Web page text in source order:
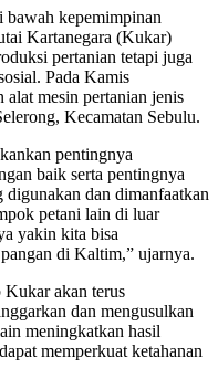
bawah kepemimpinan
Kartanegara (Kukar)
pertanian tetapi juga
Pada Kamis
mesin pertanian jenis
Kecamatan Sebulu.
pentingnya
baik serta pentingnya
dan dimanfaatkan
petani lain di luar
yakin kita bisa
di Kaltim,” ujarnya.
Kukar akan terus
dan mengusulkan
meningkatkan hasil
memperkuat ketahanan